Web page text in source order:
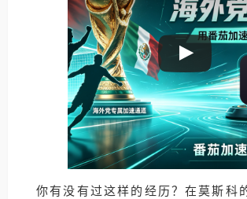
你有没有过这样的经历？在莫斯科